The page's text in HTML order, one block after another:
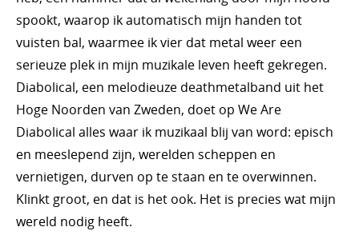
spookt, waarop ik automatisch mijn handen tot
vuisten bal, waarmee ik vier dat metal weer een
serieuze plek in mijn muzikale leven heeft gekregen.
Diabolical, een melodieuze deathmetalband uit het
Hoge Noorden van Zweden, doet op We Are
Diabolical alles waar ik muzikaal blij van word: episch
en meeslepend zijn, werelden scheppen en
vernietigen, durven op te staan en te overwinnen.
Klinkt groot, en dat is het ook. Het is precies wat mijn
wereld nodig heeft.